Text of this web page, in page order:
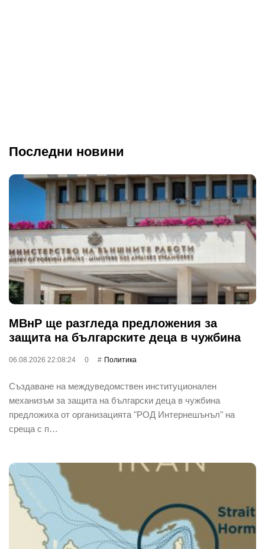
Последни новини
МВнР ще разгледа предложения за
защита на българските деца в чужбина
06.08.2026 22:08:24 0 Политика
Създаване на междуведомствен институционален
механизъм за защита на български деца в чужбина
предложиха от организацията "РОД Интернешънъл" на
среща с п…